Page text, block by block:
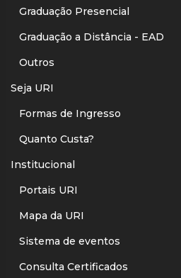
Graduação Presencial
Graduação a Distância - EAD
Outros
Seja URI
Formas de Ingresso
Quanto Custa?
Institucional
Portais URI
Mapa da URI
Sistema de eventos
Consulta Certificados